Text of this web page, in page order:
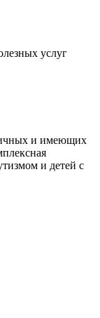
услуг
и имеющих
и детей с